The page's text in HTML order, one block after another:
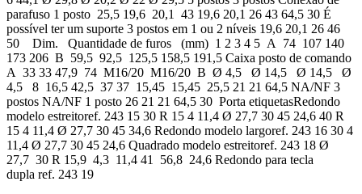
parafuso 1 posto 25,5 19,6 20,1 43 19,6 20,1 26 43 64,5 30 É
possível ter um suporte 3 postos em 1 ou 2 níveis 19,6 20,1 26 46
50 Dim. Quantidade de furos (mm) 1 2 3 4 5 A 74 107 140
173 206 B 59,5 92,5 125,5 158,5 191,5 Caixa posto de comando
A 33 33 47,9 74 M16/20 M16/20 B Ø 4,5 Ø 14,5 Ø 14,5 Ø
4,5 8 16,5 42,5 37 37 15,45 15,45 25,5 21 21 64,5 NA/NF 3
postos NA/NF 1 posto 26 21 21 64,5 30 Porta etiquetasRedondo
modelo estreitoref. 243 15 30 R 15 4 11,4 Ø 27,7 30 45 24,6 40 R
15 4 11,4 Ø 27,7 30 45 34,6 Redondo modelo largoref. 243 16 30 4
11,4 Ø 27,7 30 45 24,6 Quadrado modelo estreitoref. 243 18 Ø
27,7 30 R 15,9 4,3 11,4 41 56,8 24,6 Redondo para tecla
dupla ref. 243 19